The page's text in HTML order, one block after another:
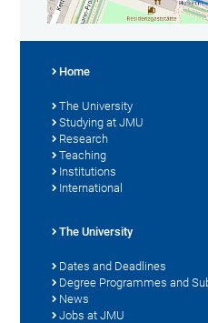
Home
The University
Studying at JMU
Research
Teaching
Institutions
International
The University
Dates and Deadlines
Degree Programmes and
News
Jobs at JMU